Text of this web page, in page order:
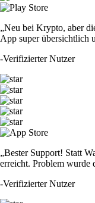
„Neu bei Krypto, aber
App super übersichtlich
-Verifizierter Nutzer
„Bester Support! Statt
erreicht. Problem wurde
-Verifizierter Nutzer